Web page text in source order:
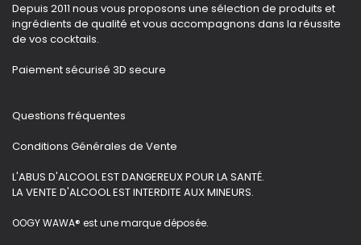
Depuis 2011 nous vous proposons une sélection de produits et
ingrédients de qualité et vous accompagnons dans la réussite
de vos cocktails.
Paiement sécurisé 3D secure
Questions fréquentes
Conditions Générales de Vente
L'ABUS D'ALCOOL EST DANGEREUX POUR LA SANTÉ.
LA VENTE D'ALCOOL EST INTERDITE AUX MINEURS.
OOGY WAWA® est une marque déposée.